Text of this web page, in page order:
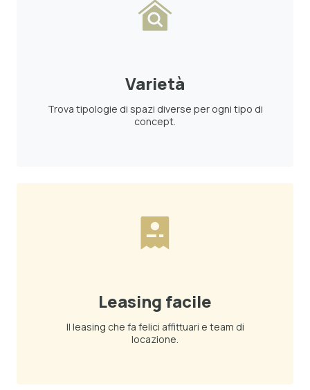
Varietà
Trova tipologie di spazi diverse per ogni tipo di
concept.
Leasing facile
Il leasing che fa felici affittuari e team di
locazione.